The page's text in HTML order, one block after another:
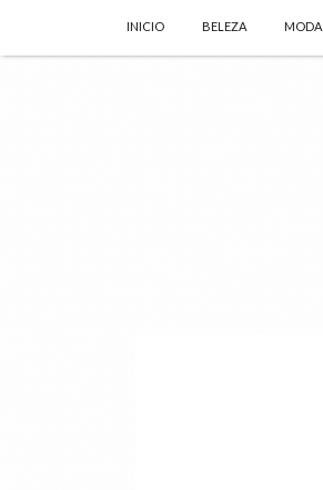
INICIO BELEZA MODA